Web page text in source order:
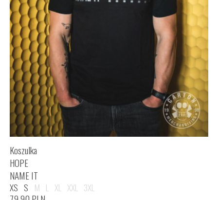
Koszulka
HOPE
NAME IT
XS S M L XL XXL 3XL